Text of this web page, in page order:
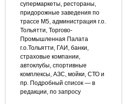
супермаркеты, рестораны,
придорожные заведения по
трассе М5, администрация г.о.
Тольятти, Торгово-
Промышленная Палата
г.о.Тольятти, ГАИ, банки,
страховые компании,
автоклубы, спортивные
комплексы, АЗС, мойки, СТО и
пр. Подробный список — в
редакции, по запросу